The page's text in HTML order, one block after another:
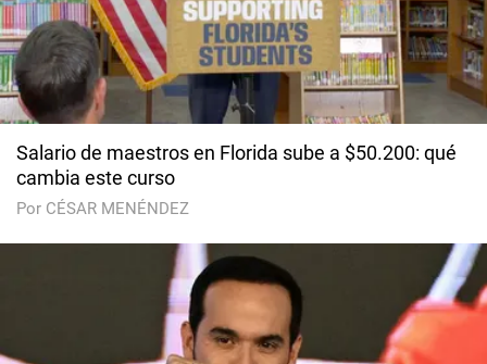
Salario de maestros en Florida sube a $50.200: qué
cambia este curso
Por CÉSAR MENÉNDEZ